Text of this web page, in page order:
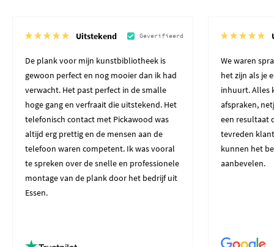
Uitstekend Geverifieerd
De plank voor mijn kunstbibliotheek is
gewoon perfect en nog mooier dan ik had
verwacht. Het past perfect in de smalle
hoge gang en verfraait die uitstekend. Het
telefonisch contact met Pickawood was
altijd erg prettig en de mensen aan de
telefoon waren competent. Ik was vooral
te spreken over de snelle en professionele
montage van de plank door het bedrijf uit
Essen.
We waren
het zijn als je
inhuurt. Alles
afspraken,
een resultaat
tevreden
kunnen het
aanbevelen.